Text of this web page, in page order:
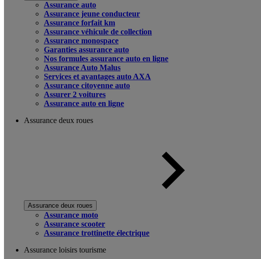
Assurance auto
Assurance jeune conducteur
Assurance forfait km
Assurance véhicule de collection
Assurance monospace
Garanties assurance auto
Nos formules assurance auto en ligne
Assurance Auto Malus
Services et avantages auto AXA
Assurance citoyenne auto
Assurer 2 voitures
Assurance auto en ligne
Assurance deux roues
Assurance deux roues
Assurance moto
Assurance scooter
Assurance trottinette électrique
Assurance loisirs tourisme